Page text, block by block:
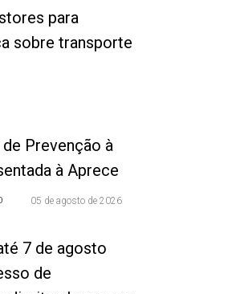
para
sobre transporte
Prevenção à
à Aprece
05 de agosto de 2026
7 de agosto
de